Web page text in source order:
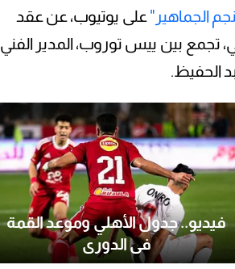
الجماهير"على يوتيوب، عن عقد
تجمع بين ييس توروب، المدير الفني
الحفيظ.
فيديو.. جدول الأهلي وموعد القمة
في الدوري